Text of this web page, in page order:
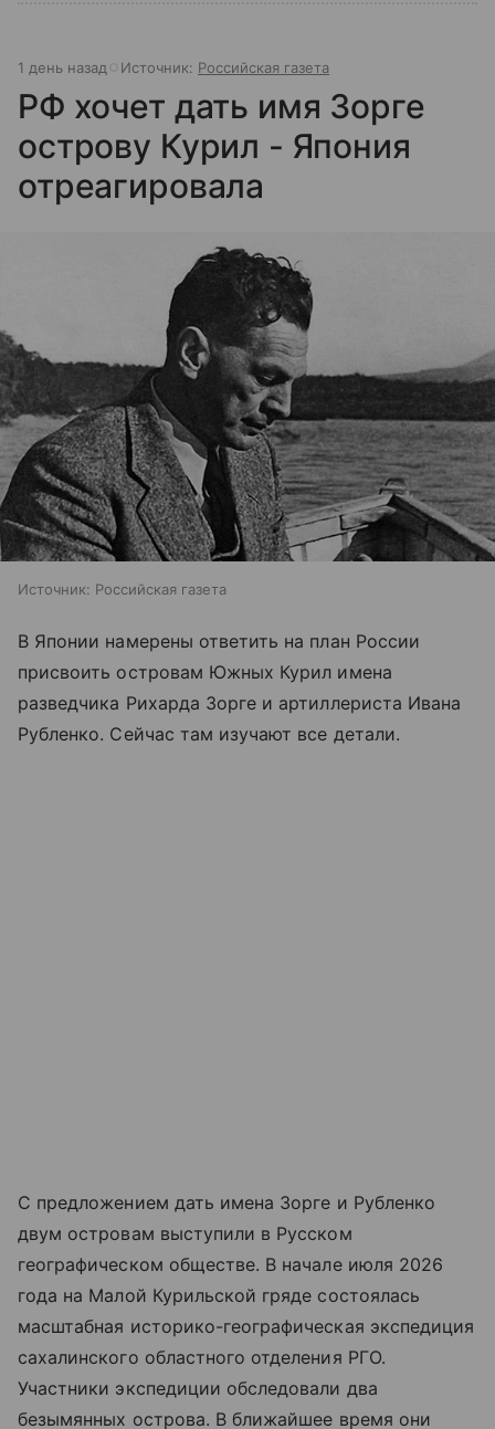
1 день назад Источник: Российская газета
РФ хочет дать имя Зорге
острову Курил - Япония
отреагировала
Источник: Российская газета
В Японии намерены ответить на план России
присвоить островам Южных Курил имена
разведчика Рихарда Зорге и артиллериста Ивана
Рубленко. Сейчас там изучают все детали.
С предложением дать имена Зорге и Рубленко
двум островам выступили в Русском
географическом обществе. В начале июля 2026
года на Малой Курильской гряде состоялась
масштабная историко-географическая экспедиция
сахалинского областного отделения РГО.
Участники экспедиции обследовали два
безымянных острова. В ближайшее время они